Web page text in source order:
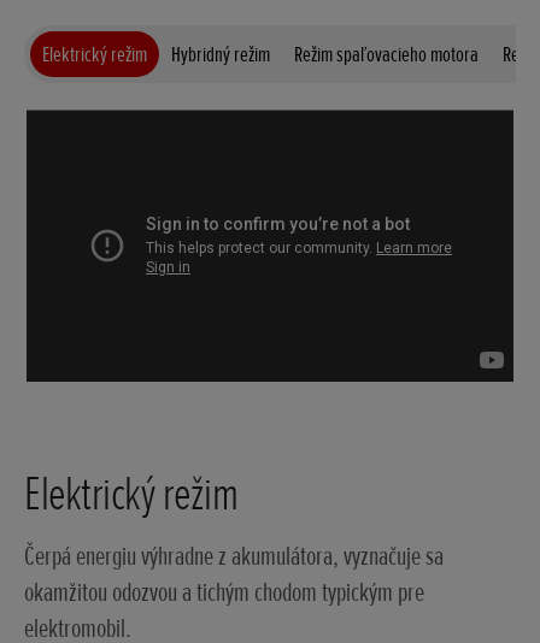
Elektrický režim Hybridný režim Režim spaľovacieho motora
Elektrický režim
Čerpá energiu výhradne z akumulátora, vyznačuje sa
okamžitou odozvou a tichým chodom typickým pre
elektromobil.